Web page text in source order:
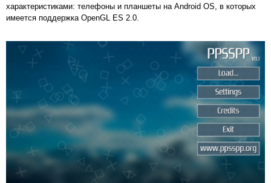
характеристиками: телефоны и планшеты на Android OS, в которых
имеется поддержка OpenGL ES 2.0.